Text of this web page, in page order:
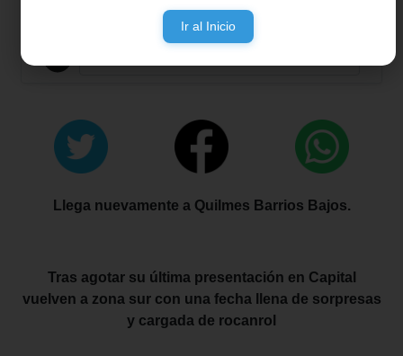
Ir al Inicio
Llega nuevamente a Quilmes Barrios Bajos.
Tras agotar su última presentación en Capital
vuelven a zona sur con una fecha llena de sorpresas
y cargada de rocanrol